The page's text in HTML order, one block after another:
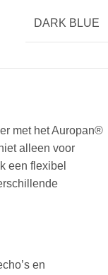
DARK BLUE
met het Auropan®
alleen voor
een flexibel
en